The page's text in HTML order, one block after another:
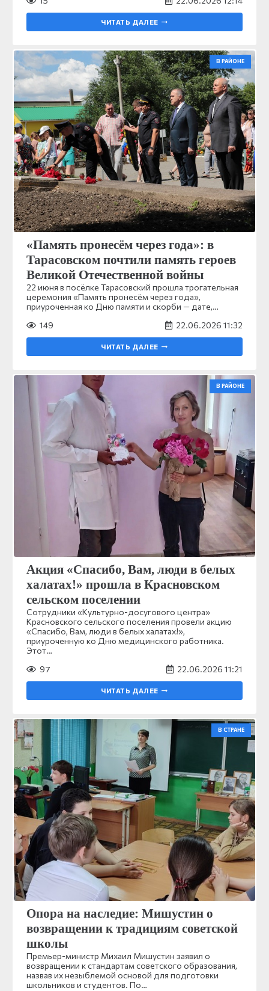
ЧИТАТЬ ДАЛЕЕ
В РАЙОНЕ
«Память пронесём через года»: в
Тарасовском почтили память героев
Великой Отечественной войны
22 июня в посёлке Тарасовский прошла трогательная
церемония «Память пронесём через года»,
приуроченная ко Дню памяти и скорби — дате,…
149
22.06.2026 11:32
ЧИТАТЬ ДАЛЕЕ
В РАЙОНЕ
Акция «Спасибо, Вам, люди в белых
халатах!» прошла в Красновском
сельском поселении
Сотрудники «Культурно-досугового центра»
Красновского сельского поселения провели акцию
«Спасибо, Вам, люди в белых халатах!»,
приуроченную ко Дню медицинского работника.
Этот…
97
22.06.2026 11:21
ЧИТАТЬ ДАЛЕЕ
В СТРАНЕ
Опора на наследие: Мишустин о
возвращении к традициям советской
школы
Премьер-министр Михаил Мишустин заявил о
возвращении к стандартам советского образования,
назвав их незыблемой основой для подготовки
школьников и студентов. По…